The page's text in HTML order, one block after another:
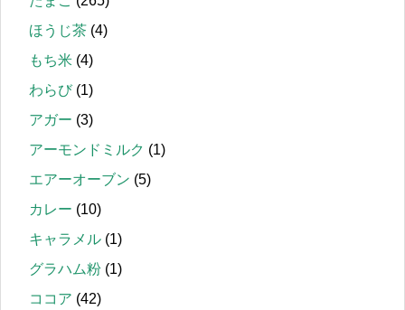
ほうじ茶 (4)
もち米 (4)
わらび(1)
アガー (3)
アーモンドミルク (1)
エアーオーブン (5)
カレー (10)
キャラメル (1)
グラハム粉 (1)
ココア (42)